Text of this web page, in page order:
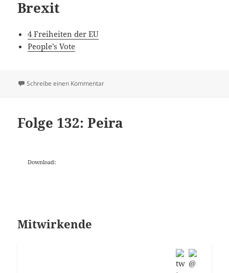
Brexit
4 Freiheiten der EU
People’s Vote
Schreibe einen Kommentarzu Folge 155: Europa
Folge 132: Peira
Download:
Mitwirkende